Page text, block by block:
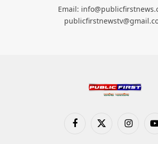
Email:
FacebookX